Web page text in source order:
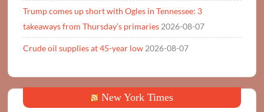
Trump comes up short with Ogles in Tennessee: 3
takeaways from Thursday’s primaries 2026-08-07
Crude oil supplies at 45-year low 2026-08-07
New York Times